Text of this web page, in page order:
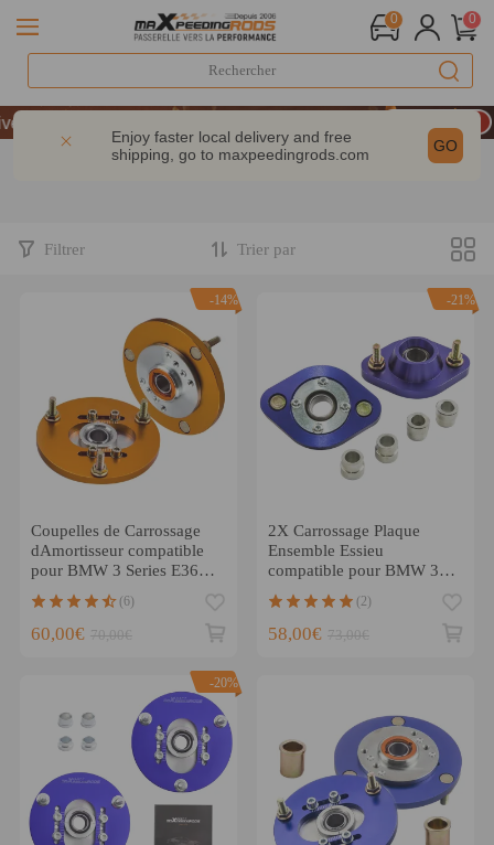
0 0
LIVRAISON GRATUITE À DOMICILE - FR
: -9% | CODE : MXR20TH
€ – CODE : WELCOME
Enjoy faster local delivery and free
shipping, go to maxpeedingrods.com GO
Filtrer Trier par
-14%
Coupelles de Carrossage
dAmortisseur compatible
pour BMW 3 Series E36
(6)
60,00€ 70,00€
-21%
2X Carrossage Plaque
Ensemble Essieu
compatible pour BMW 3
Arrière
(2)
58,00€ 73,00€
-20%